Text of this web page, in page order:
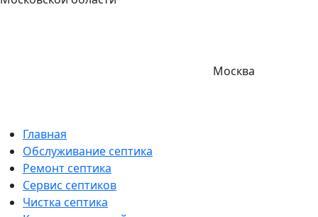
Москва
Главная
Обслуживание септика
Ремонт септика
Сервис септиков
Чистка септика